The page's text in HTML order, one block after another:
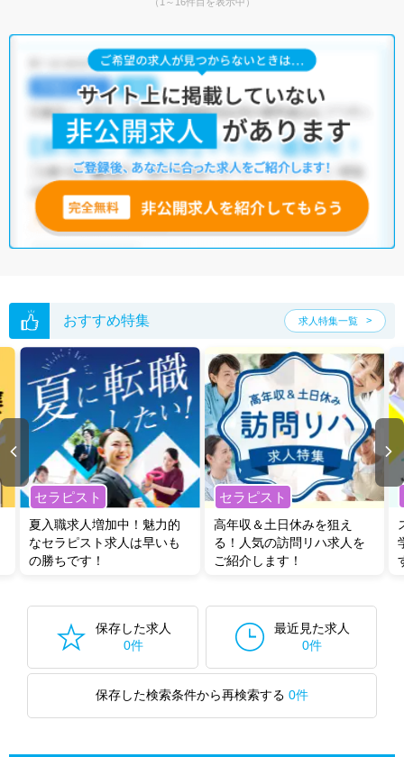
おすすめ特集 求人特集一覧
セラピスト
夏入職求人増加中！魅力的
なセラピスト求人は早いも
の勝ちです！
セラピスト
高年収＆土日休みを狙え
る！人気の訪問リハ求人を
ご紹介します！
保存した求人
0件
最近見た求人
0件
保存した検索条件から再検索する 0件